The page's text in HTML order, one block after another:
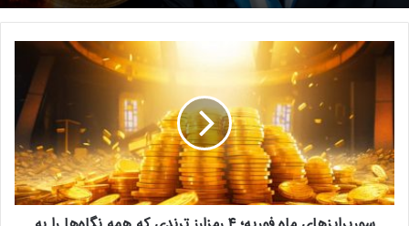
نوشته های مشابه
۶۰۰ هزار دلار USDC با یک
اشتباه از بین رفت!
9 شهریور 1401
فصل جدید آلت‌کوین‌ها؛ بهترین
س
و
ر
پ
ر
ا
ی
ز
ه